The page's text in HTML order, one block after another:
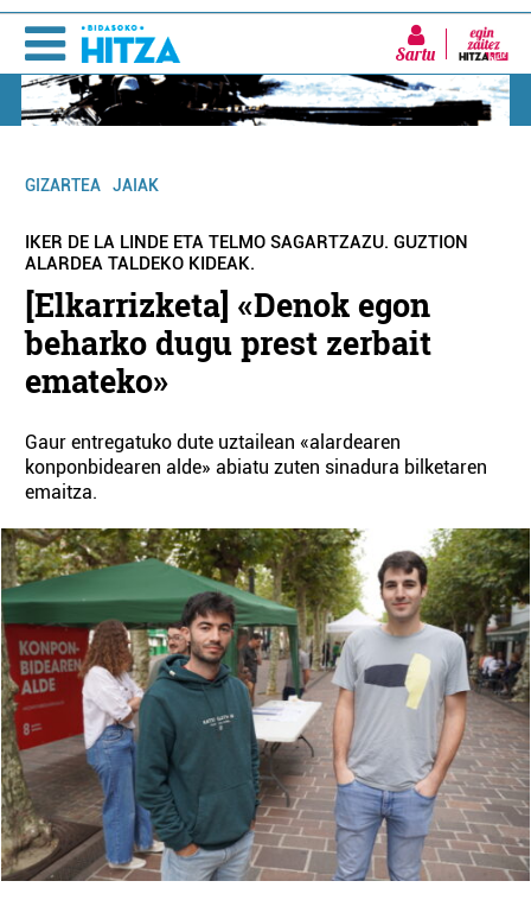
Sartu
GIZARTEA JAIAK
IKER DE LA LINDE ETA TELMO SAGARTZAZU. GUZTION
ALARDEA TALDEKO KIDEAK.
[Elkarrizketa] «Denok egon
beharko dugu prest zerbait
emateko»
Gaur entregatuko dute uztailean «alardearen
konponbidearen alde» abiatu zuten sinadura bilketaren
emaitza.